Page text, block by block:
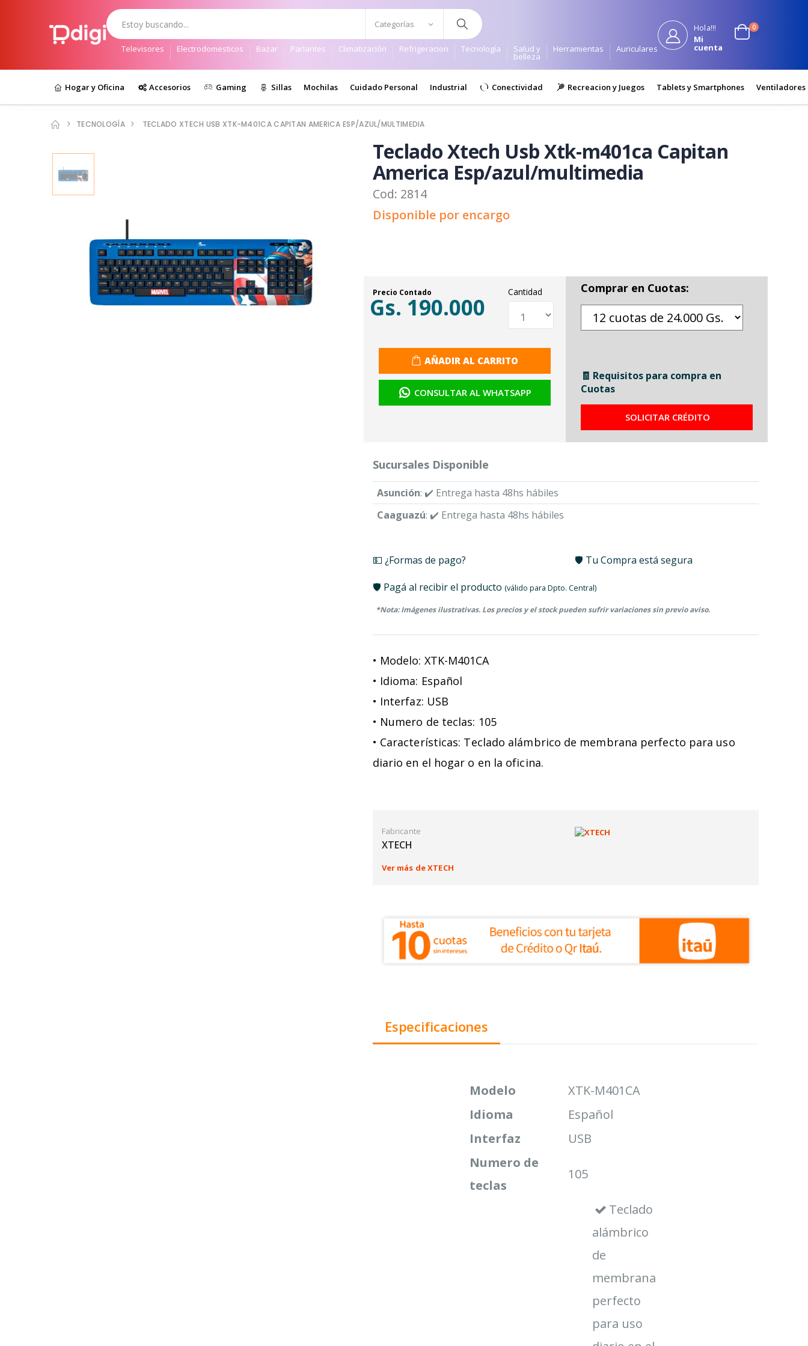
Televisores Electrodomesticos Bazar Parlantes Climatización Refrigeracion Tecnología Salud y
belleza
Herramientas Auriculares
Hola!!!
Mi
cuenta
0
Hogar y Oficina Accesorios Gaming Sillas Mochilas Cuidado Personal Industrial Conectividad Recreacion y Juegos Tablets y Smartphones Ventiladores
TECNOLOGÍA TECLADO XTECH USB XTK-M401CA CAPITAN AMERICA ESP/AZUL/MULTIMEDIA
Teclado Xtech Usb Xtk-m401ca Capitan
America Esp/azul/multimedia
Cod: 2814
Disponible por encargo
Precio Contado
Gs. 190.000
Cantidad
AÑADIR AL CARRITO
CONSULTAR AL WHATSAPP
Comprar en Cuotas:
🧾 Requisitos para compra en
Cuotas
SOLICITAR CRÉDITO
Sucursales Disponible
Asunción: ✔️ Entrega hasta 48hs hábiles
Caaguazú: ✔️ Entrega hasta 48hs hábiles
💵 ¿Formas de pago? 🛡️ Tu Compra está segura
🛡️ Pagá al recibir el producto (válido para Dpto. Central)
*Nota: Imágenes ilustrativas. Los precios y el stock pueden sufrir variaciones sin previo aviso.
• Modelo: XTK-M401CA
• Idioma: Español
• Interfaz: USB
• Numero de teclas: 105
• Características: Teclado alámbrico de membrana perfecto para uso
diario en el hogar o en la oficina.
Fabricante
XTECH
Ver más de XTECH
Especificaciones
Modelo
XTK-M401CA
Idioma
Español
Interfaz
USB
Numero de
teclas
105
Teclado
alámbrico
de
membrana
perfecto
para uso